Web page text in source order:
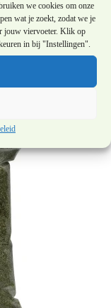
we cookies om onze
wat je zoekt, zodat we je
jouw viervoeter. Klik op
in bij "Instellingen".
1kg